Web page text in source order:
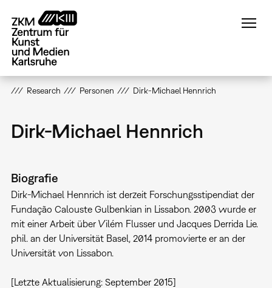
zum
Inhalt
Research Personen Dirk-Michael Hennrich
Dirk-Michael Hennrich
Biografie
Dirk-Michael Hennrich ist derzeit Forschungsstipendiat der
Fundação Calouste Gulbenkian in Lissabon. 2003 wurde er
mit einer Arbeit über Vilém Flusser und Jacques Derrida Lie.
phil. an der Universität Basel, 2014 promovierte er an der
Universität von Lissabon.
[Letzte Aktualisierung: September 2015]